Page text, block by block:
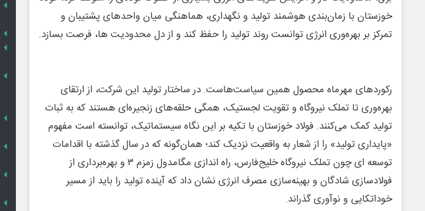
خوزستان با زمان‌بندی هوشمند تولید و نگهداری، هماهنگی میان واحدهای پشتیبان و
تمرکز بر بهره‌وری انرژی توانست روند تولید را حفظ کند و از دل محدودیت ها، فرصت بسازد.
رکوردهای مهرماه محصول همین سیاست‌هاست. در ساختار تولید این شرکت، از ارتقای
بهره‌وری تا تملک نیروگاه و تقویت لجستیک، همگی حلقه‌های زنجیره‌ای‌ هستند که به ثبات
تولید کمک می‌کنند. فولاد خوزستان با تکیه بر این نگاه سیستماتیک، توانسته است مفهوم
«پایداری تولید» را از شعار به واقعیت نزدیک کند؛ همان‌گونه که در سال گذشته با اقدامات
توسعه ای چون تملک نیروگاه خلیج‌فارس، راه اندازی مگامدول زمزم ۳ و بهره‌برداری از
فولادسازی شادگان و ‌بهینه‌سازی مصرف انرژی نشان داد که آینده تولید را باید از مسیر
خوداتکایی و نوآوری گذراند.